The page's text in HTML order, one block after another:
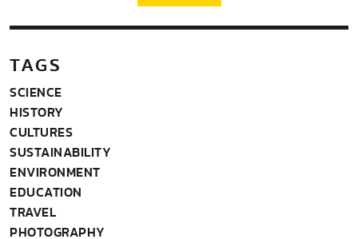
TAGS
SCIENCE
HISTORY
CULTURES
SUSTAINABILITY
ENVIRONMENT
EDUCATION
TRAVEL
PHOTOGRAPHY